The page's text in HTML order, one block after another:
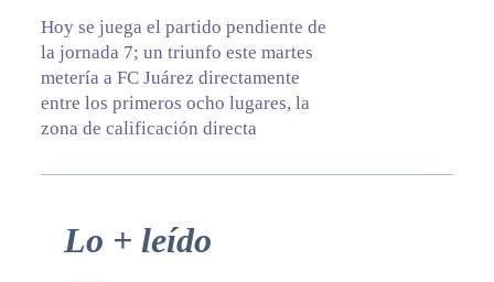
Hoy se juega el partido pendiente de
la jornada 7; un triunfo este martes
metería a FC Juárez directamente
entre los primeros ocho lugares, la
zona de calificación directa
Primary
Lo + leído